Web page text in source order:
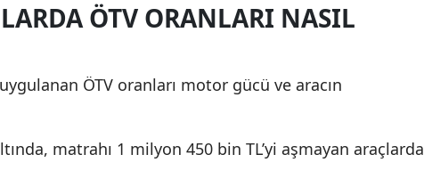
ÖTV ORANLARI NASIL
ÖTV oranları motor gücü ve aracın
matrahı 1 milyon 450 bin TL’yi aşmayan araçlarda